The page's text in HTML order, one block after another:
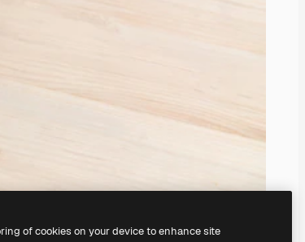
of cookies on your device to enhance site